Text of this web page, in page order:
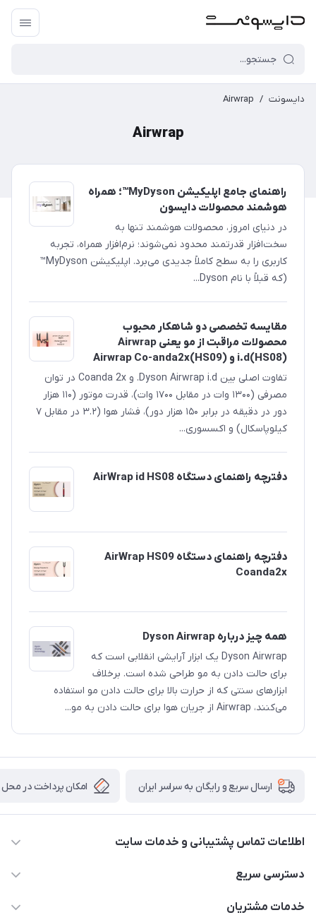
دایسونت /
Airwrap
Airwrap
راهنمای جامع اپلیکیشن MyDyson™؛ همراه
هوشمند محصولات دایسون
در دنیای امروز، محصولات هوشمند تنها به
سخت‌افزار قدرتمند محدود نمی‌شوند؛ نرم‌افزار همراه، تجربه
کاربری را به سطح کاملاً جدیدی می‌برد. اپلیکیشن MyDyson™
(که قبلاً با نام Dyson...
مقایسه تخصصی دو شاهکار محبوب
محصولات مراقبت از مو یعنی Airwrap
i.d(HS08) و Airwrap Co-anda2x(HS09)
تفاوت اصلی بین Dyson Airwrap i.d. و Coanda 2x در توان
مصرفی (۱۳۰۰ وات در مقابل ۱۷۰۰ وات)، قدرت موتور (۱۱۰ هزار
دور در دقیقه در برابر ۱۵۰ هزار دور)، فشار هوا (۳.۲ در مقابل ۷
کیلوپاسکال) و اکسسوری‌...
دفترچه راهنمای دستگاه AirWrap id HS08
دفترچه راهنمای دستگاه AirWrap HS09
Coanda2x
همه چیز درباره Dyson Airwrap
Dyson Airwrap یک ابزار آرایشی انقلابی است که
برای حالت دادن به مو طراحی شده است. برخلاف
ابزارهای سنتی که از حرارت بالا برای حالت دادن مو استفاده
می‌کنند، Airwrap از جریان هوا برای حالت دادن به مو...
ارسال سریع و رایگان به سراسر ایران امکان پرداخت در محل
اطلاعات تماس پشتیبانی و خدمات سایت
02122913970 داخلی 219
دسترسی سریع
خانه
خدمات مشتریان